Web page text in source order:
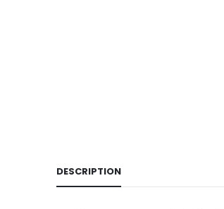
DESCRIPTION